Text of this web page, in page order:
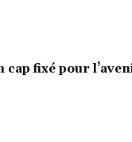
cap fixé pour